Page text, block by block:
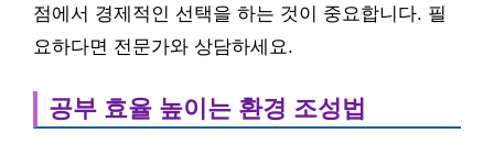
점에서 경제적인 선택을 하는 것이 중요합니다. 필
요하다면 전문가와 상담하세요.
공부 효율 높이는 환경 조성법